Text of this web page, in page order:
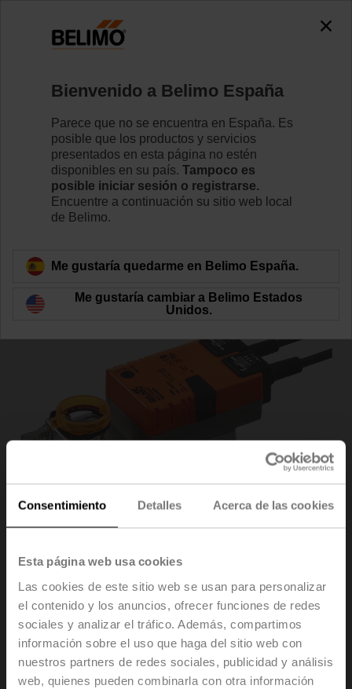
Consentimiento Detalles Acerca de las cookies
Esta página web usa cookies
Las cookies de este sitio web se usan para personalizar
el contenido y los anuncios, ofrecer funciones de redes
sociales y analizar el tráfico. Además, compartimos
información sobre el uso que haga del sitio web con
nuestros partners de redes sociales, publicidad y análisis
web, quienes pueden combinarla con otra información
SM230ASR
Conozca más detalles
SM230ASR
Actuador rotativo, 20 Nm, AC 100...240 V, 2...10 V,
150 s, IP54
Bienvenido a Belimo España
Parece que no se encuentra en España. Es
posible que los productos y servicios
presentados en esta página no estén
disponibles en su país. Tampoco es
posible iniciar sesión o registrarse.
Encuentre a continuación su sitio web local
de Belimo.
Me gustaría quedarme en Belimo España.
Me gustaría cambiar a Belimo Estados
Unidos.